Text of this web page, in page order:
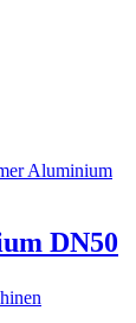
DN50